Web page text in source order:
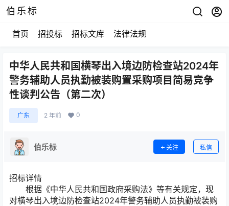
伯乐标
首页 招投标 招标文库 法律法规
中华人民共和国横琴出入境边防检查站2024年
警务辅助人员执勤被装购置采购项目简易竞争
性谈判公告（第二次）
广东 2 年前 0
伯乐标 关注 私信
招标详情
根据《中华人民共和国政府采购法》等有关规定，现
对横琴出入境边防检查站2024年警务辅助人员执勤被装购